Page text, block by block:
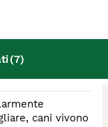
(7)
cani vivono